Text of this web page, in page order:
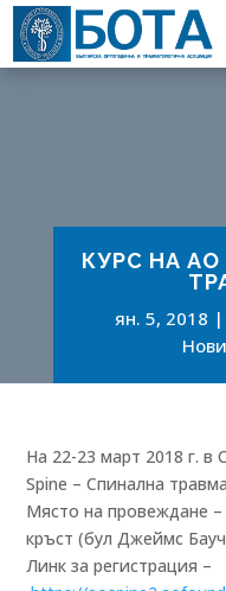
КУРС НА АО
ян. 5, 2018
На 22-23 март 2018 г.
Spine – Спинална
Място на провеждане –
кръст (бул Джеймс
Линк за регистрация –